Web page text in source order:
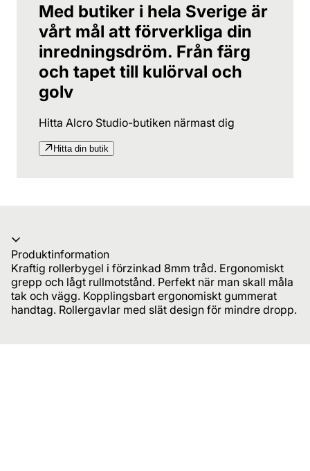
Med butiker i hela Sverige är
vårt mål att förverkliga din
inredningsdröm. Från färg
och tapet till kulörval och
golv
Hitta Alcro Studio-butiken närmast dig
Hitta din butik
Produktinformation
Kraftig rollerbygel i förzinkad 8mm tråd. Ergonomiskt
grepp och lågt rullmotstånd. Perfekt när man skall måla
tak och vägg. Kopplingsbart ergonomiskt gummerat
handtag. Rollergavlar med slät design för mindre dropp.